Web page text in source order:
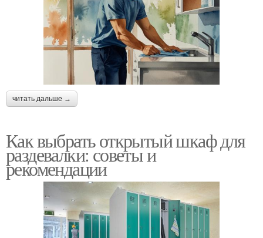
читать дальше →
Как выбрать открытый шкаф для
раздевалки: советы и
рекомендации